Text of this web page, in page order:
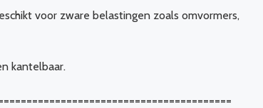
voor zware belastingen zoals omvormers,
kantelbaar.